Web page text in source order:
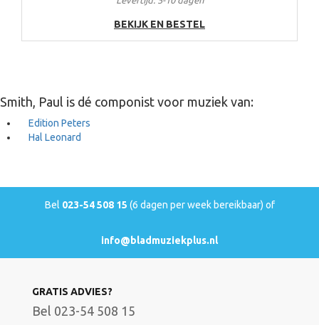
BEKIJK EN BESTEL
Smith, Paul is dé componist voor muziek van:
Edition Peters
Hal Leonard
Bel 023-54 508 15 (6 dagen per week bereikbaar) of
info@bladmuziekplus.nl
GRATIS ADVIES?
Bel 023-54 508 15